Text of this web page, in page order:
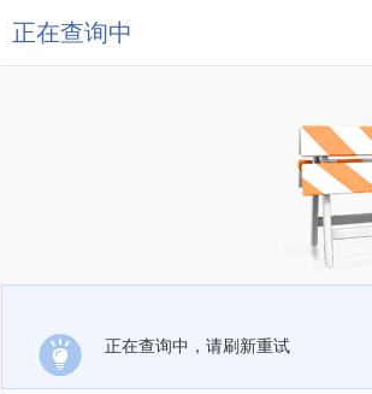
正在查询中
正在查询中，请刷新重试